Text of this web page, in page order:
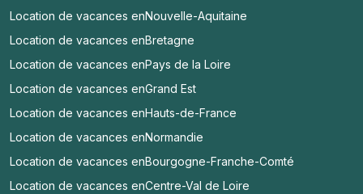
Location de vacances enNouvelle-Aquitaine
Location de vacances enBretagne
Location de vacances enPays de la Loire
Location de vacances enGrand Est
Location de vacances enHauts-de-France
Location de vacances enNormandie
Location de vacances enBourgogne-Franche-Comté
Location de vacances enCentre-Val de Loire